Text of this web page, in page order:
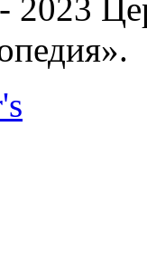
2023